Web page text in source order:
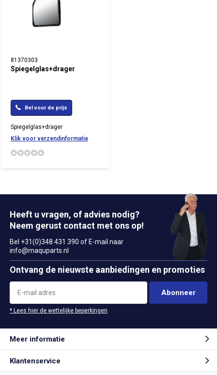
81370303
Spiegelglas+drager
Bel voor de prijs
Spiegelglas+drager
Klik voor verzendinformatie
Heeft u vragen, of advies nodig?
Neem gerust contact met ons op!
Bel +31(0)348 431 390 of E-mail naar
info@maquparts.nl
Ontvang de nieuwste aanbiedingen en promoties
Abonneer
* Lees hier de wettelijke beperkingen
Meer informatie
Klantenservice